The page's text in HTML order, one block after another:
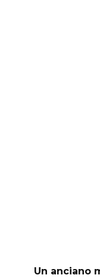
Un anciano